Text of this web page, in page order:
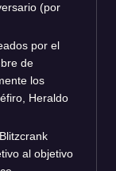
(por
por el
de
los
Heraldo
al objetivo